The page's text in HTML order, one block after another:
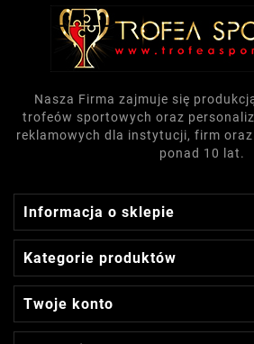
Nasza Firma zajmuje się
trofeów sportowych oraz
reklamowych dla instytucji, firm
ponad 10 lat.
Informacja o sklepie
Kategorie produktów
Twoje konto